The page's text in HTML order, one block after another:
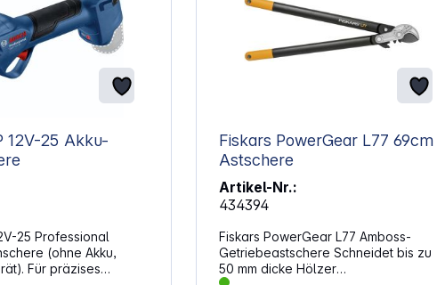
25 Akku-
25 Professional
(ohne Akku,
Für präzises
Fiskars PowerGear L77 69cm
Astschere
Artikel-Nr.:
434394
Fiskars PowerGear L77 Amboss-
Getriebeastschere Schneidet bis zu
50 mm dicke Hölzer